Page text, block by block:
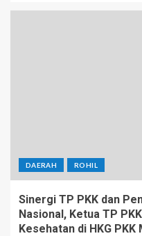
DAERAH ROHIL
Sinergi TP PKK dan
Nasional, Ketua TP
Kesehatan di HKG PKK